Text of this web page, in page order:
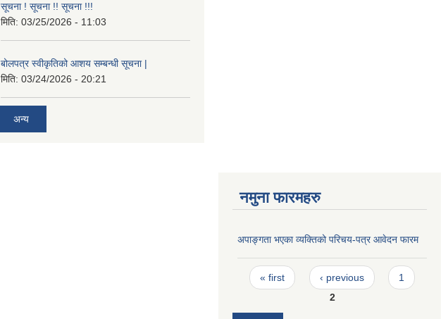
सूचना ! सूचना !! सूचना !!!
मिति: 03/25/2026 - 11:03
बोलपत्र स्वीकृतिको आशय सम्बन्धी सूचना |
मिति: 03/24/2026 - 20:21
अन्य
नमुना फारमहरु
अपाङ्गता भएका व्यक्तिको परिचय-पत्र आवेदन फारम
Pages
« first ‹ previous
1
2